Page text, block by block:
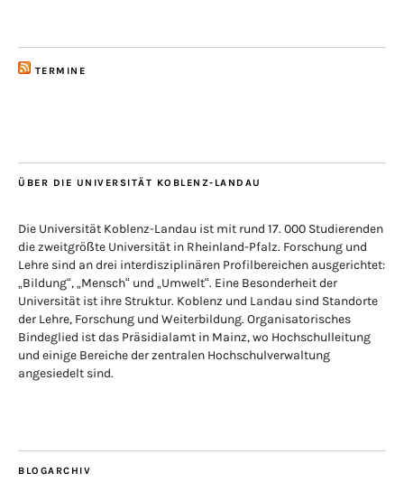
TERMINE
ÜBER DIE UNIVERSITÄT KOBLENZ-LANDAU
Die Universität Koblenz-Landau ist mit rund 17. 000 Studierenden
die zweitgrößte Universität in Rheinland-Pfalz. Forschung und
Lehre sind an drei interdisziplinären Profilbereichen ausgerichtet:
„Bildung“, „Mensch“ und „Umwelt“. Eine Besonderheit der
Universität ist ihre Struktur. Koblenz und Landau sind Standorte
der Lehre, Forschung und Weiterbildung. Organisatorisches
Bindeglied ist das Präsidialamt in Mainz, wo Hochschulleitung
und einige Bereiche der zentralen Hochschulverwaltung
angesiedelt sind.
BLOGARCHIV